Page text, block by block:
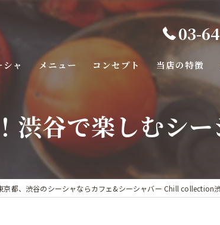
03-
シャ メニュー コンセプト 当店の特徴
バー
カフェ
デート
渋谷で楽しむシ
京都、渋谷のシーシャならカフェ&シーシャバー Chill collection